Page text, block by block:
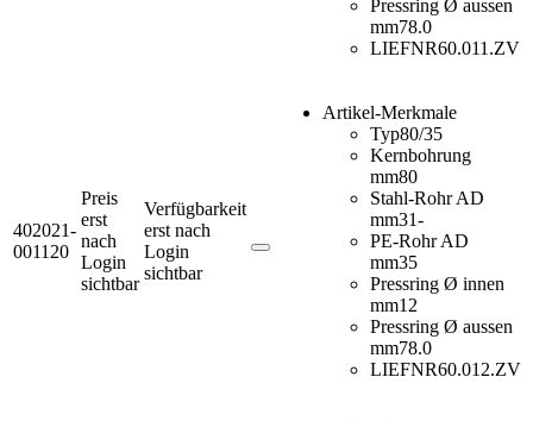
Pressring Ø aussen
mm78.0
LIEFNR60.011.ZV
402021-
001120
Preis
erst
nach
Login
sichtbar
Verfügbarkeit
erst nach
Login
sichtbar
Artikel-Merkmale
Typ80/35
Kernbohrung
mm80
Stahl-Rohr AD
mm31-
PE-Rohr AD
mm35
Pressring Ø innen
mm12
Pressring Ø aussen
mm78.0
LIEFNR60.012.ZV